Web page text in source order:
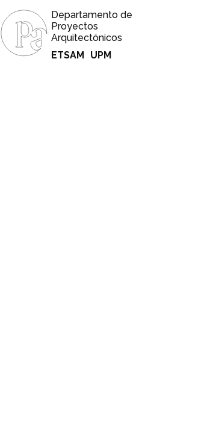
Departamento de
Proyectos
Arquitectónicos
ETSAM UPM